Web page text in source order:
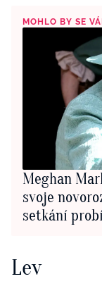
MOHLO BY SE
Meghan
svoje
setkání
Lev